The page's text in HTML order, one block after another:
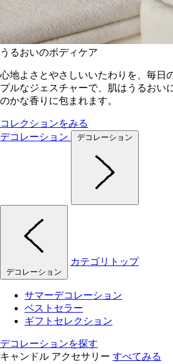
うるおいのボディケア
心地よさとやさしいいたわりを、毎日
プルなジェスチャーで、肌はうるおい
のかな香りに包まれます。
コレクションをみる
デコレーション
デコレーション
デコレーション
カテゴリトップ
サマーデコレーション
ベストセラー
ギフトセレクション
デコレーションを探す
キャンドル アクセサリー すべてみる